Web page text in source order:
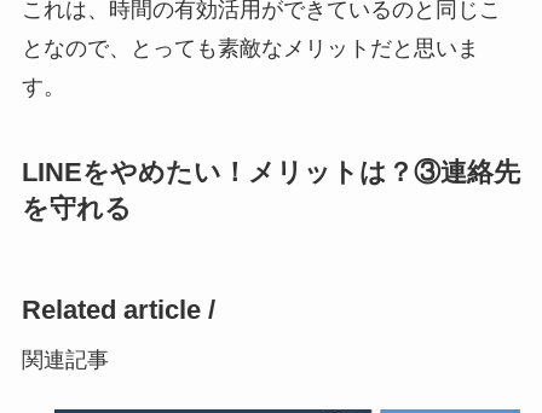
これは、時間の有効活用ができているのと同じこ
となので、とっても素敵なメリットだと思いま
す。
LINEをやめたい！メリットは？③連絡先
を守れる
Related article /
関連記事